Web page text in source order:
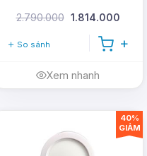
2.790.000 1.814.000
So sánh
Xem nhanh
40%
GIẢM